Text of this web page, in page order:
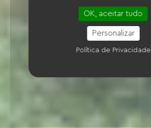
OK, aceitar tudo
Personalizar
Política de Privacidade